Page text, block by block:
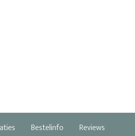
Bestelinfo Reviews